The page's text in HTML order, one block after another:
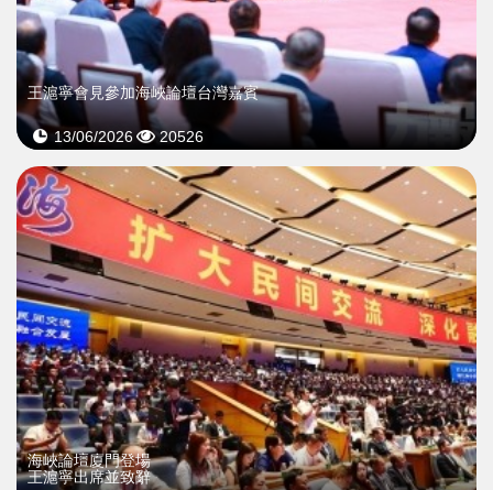
王滬寧會見參加海峽論壇台灣嘉賓
13/06/2026 20526
海峽論壇廈門登場
王滬寧出席並致辭